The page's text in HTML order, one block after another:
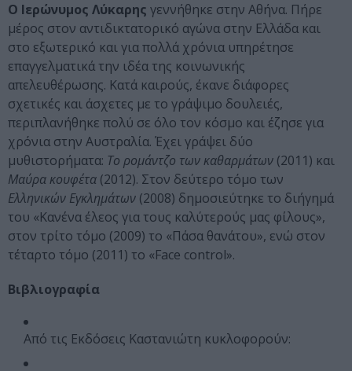
Ο Ιερώνυμος Λύκαρης γεννήθηκε στην Αθήνα. Πήρε
μέρος στον αντιδικτατορικό αγώνα στην Ελλάδα και
στο εξωτερικό και για πολλά χρόνια υπηρέτησε
επαγγελματικά την ιδέα της κοινωνικής
απελευθέρωσης. Κατά καιρούς, έκανε διάφορες
σχετικές και άσχετες με το γράψιμο δουλειές,
περιπλανήθηκε πολύ σε όλο τον κόσμο και έζησε για
χρόνια στην Αυστραλία. Έχει γράψει δύο
μυθιστορήματα: Το ρομάντζο των καθαρμάτων (2011) και
Μαύρα κουφέτα (2012). Στον δεύτερο τόμο των
Ελληνικών Εγκλημάτων (2008) δημοσιεύτηκε το διήγημά
του «Κανένα έλεος για τους καλύτερούς μας φίλους»,
στον τρίτο τόμο (2009) το «Πάσα θανάτου», ενώ στον
τέταρτο τόμο (2011) το «Face control».
Βιβλιογραφία
Από τις Εκδόσεις Καστανιώτη κυκλοφορούν: